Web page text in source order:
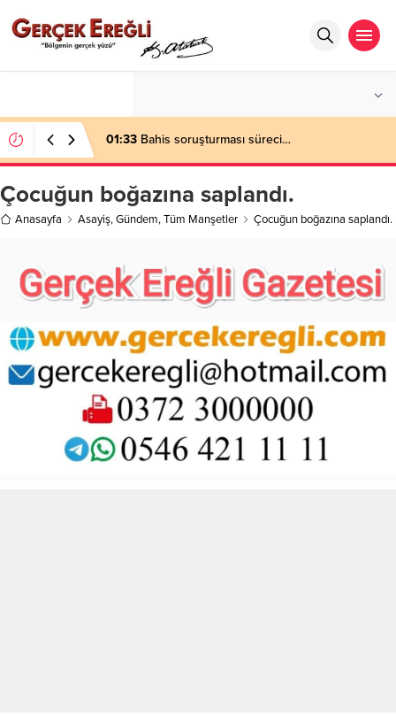
01:33 Bahis soruşturması süreci…
Çocuğun boğazına saplandı.
Anasayfa Asayiş,Gündem,Tüm Manşetler Çocuğun boğazına saplandı.